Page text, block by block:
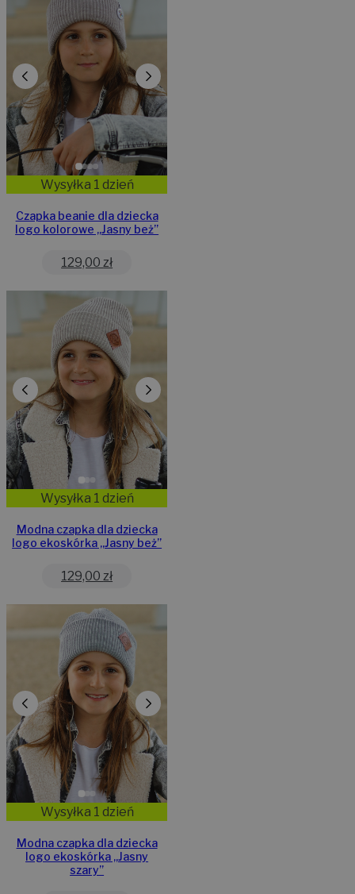
Wysyłka 1 dzień
Czapka beanie dla dziecka
logo kolorowe „Jasny beż”
129,00 zł
Wysyłka 1 dzień
Modna czapka dla dziecka
logo ekoskórka „Jasny beż”
129,00 zł
Wysyłka 1 dzień
Modna czapka dla dziecka
logo ekoskórka „Jasny
szary”